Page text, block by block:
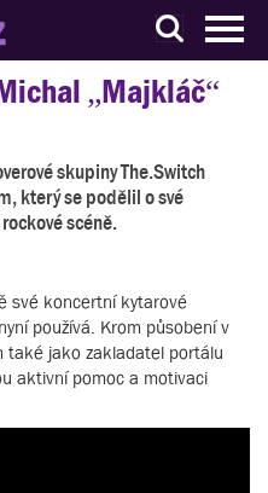
„Majkláč“
skupiny The.Switch
který se podělil o své
scéně.
své koncertní kytarové
používá. Krom působení v
také jako zakladatel portálu
aktivní pomoc a motivaci